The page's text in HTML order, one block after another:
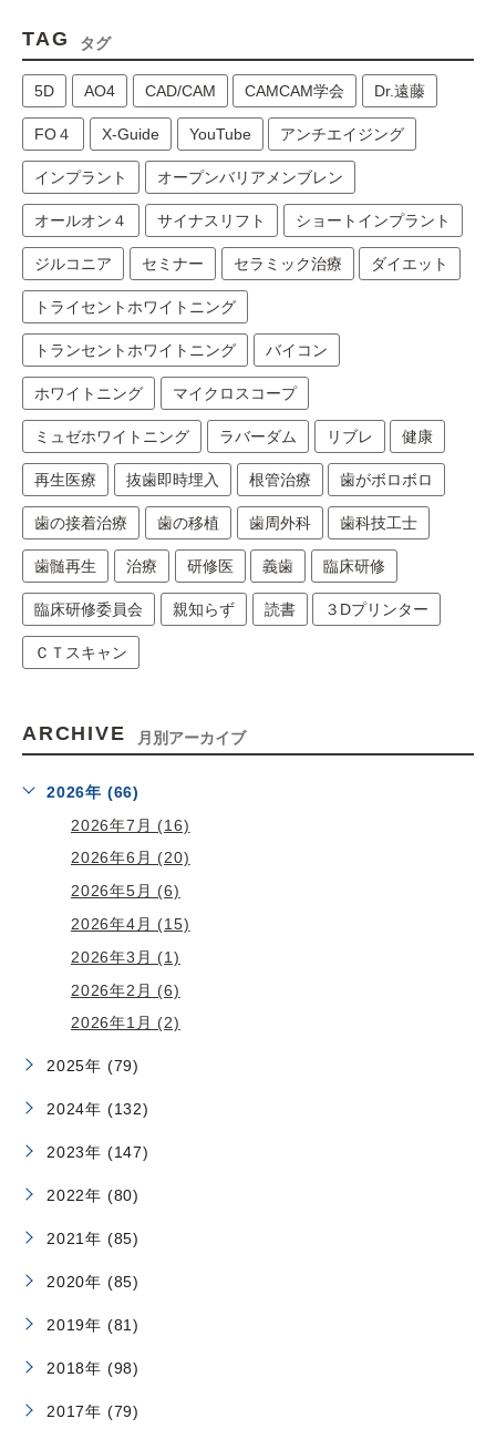
TAG タグ
5D AO4 CAD/CAM CAMCAM学会 Dr.遠藤
FO４ X-Guide YouTube アンチエイジング
インプラント オープンバリアメンブレン
オールオン４ サイナスリフト ショートインプラント
ジルコニア セミナー セラミック治療 ダイエット
トライセントホワイトニング
トランセントホワイトニング バイコン
ホワイトニング マイクロスコープ
ミュゼホワイトニング ラバーダム リブレ 健康
再生医療 抜歯即時埋入 根管治療 歯がボロボロ
歯の接着治療 歯の移植 歯周外科 歯科技工士
歯髄再生 治療 研修医 義歯 臨床研修
臨床研修委員会 親知らず 読書 ３Dプリンター
ＣＴスキャン
ARCHIVE 月別アーカイブ
2026年 (66)
2026年7月 (16)
2026年6月 (20)
2026年5月 (6)
2026年4月 (15)
2026年3月 (1)
2026年2月 (6)
2026年1月 (2)
2025年 (79)
2024年 (132)
2023年 (147)
2022年 (80)
2021年 (85)
2020年 (85)
2019年 (81)
2018年 (98)
2017年 (79)